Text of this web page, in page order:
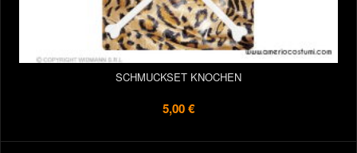
SCHMUCKSET KNOCHEN
5,00 €